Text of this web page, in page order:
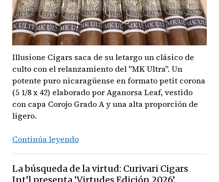
Illusione Cigars saca de su letargo un clásico de
culto con el relanzamiento del "MK Ultra". Un
potente puro nicaragüense en formato petit corona
(5 1/8 x 42) elaborado por Aganorsa Leaf, vestido
con capa Corojo Grado A y una alta proporción de
ligero.
Continúa leyendoIntensidad
formato
condensado:
La búsqueda de la virtud: Curivari Cigars